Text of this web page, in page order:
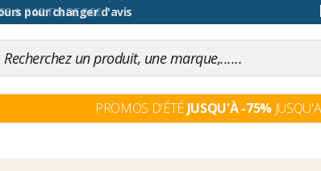
jours pour changer d'avis
PROMOS D'ÉTÉ JUSQU'À -75%